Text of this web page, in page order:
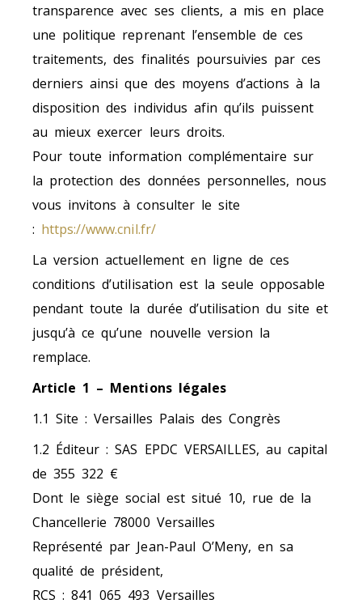
transparence avec ses clients, a mis en place
une politique reprenant l’ensemble de ces
traitements, des finalités poursuivies par ces
derniers ainsi que des moyens d’actions à la
disposition des individus afin qu’ils puissent
au mieux exercer leurs droits.
Pour toute information complémentaire sur
la protection des données personnelles, nous
vous invitons à consulter le site
: https://www.cnil.fr/
La version actuellement en ligne de ces
conditions d’utilisation est la seule opposable
pendant toute la durée d’utilisation du site et
jusqu’à ce qu’une nouvelle version la
remplace.
Article 1 – Mentions légales
1.1 Site : Versailles Palais des Congrès
1.2 Éditeur : SAS EPDC VERSAILLES, au capital
de 355 322 €
Dont le siège social est situé 10, rue de la
Chancellerie 78000 Versailles
Représenté par Jean-Paul O’Meny, en sa
qualité de président,
RCS : 841 065 493 Versailles